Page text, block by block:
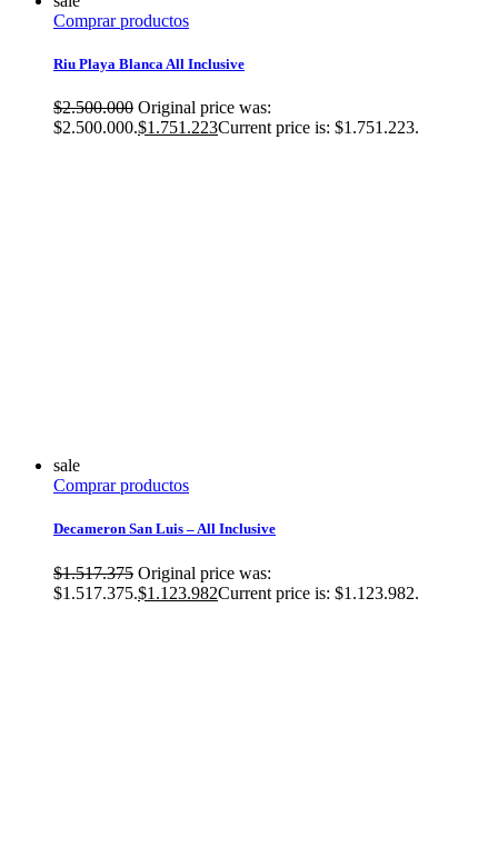
Comprar productos
Riu Playa Blanca All Inclusive
$2.500.000 Original price was:
$2.500.000.$1.751.223Current price is: $1.751.223.
sale
Comprar productos
Decameron San Luis – All Inclusive
$1.517.375 Original price was:
$1.517.375.$1.123.982Current price is: $1.123.982.